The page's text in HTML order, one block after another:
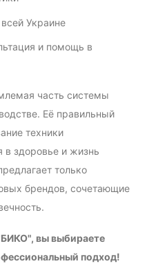
Украине
и помощь в
часть системы
Её правильный
техники
в здоровье и жизнь
только
брендов, сочетающие
вы выбираете
подход!